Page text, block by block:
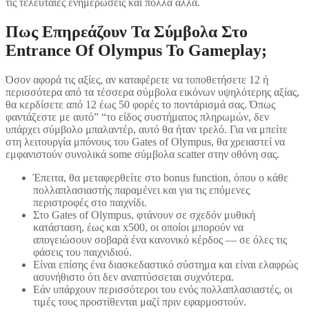
Πως Επηρεάζουν Τα Σύμβολα Στο
Entrance Of Olympus Το Gameplay;
Όσον αφορά τις αξίες, αν καταφέρετε να τοποθετήσετε 12 ή
περισσότερα από τα τέσσερα σύμβολα εικόνων υψηλότερης αξίας,
θα κερδίσετε από 12 έως 50 φορές το ποντάρισμά σας. Όπως
φαντάζεστε με αυτό” “το είδος συστήματος πληρωμών, δεν
υπάρχει σύμβολο μπαλαντέρ, αυτό θα ήταν τρελό. Για να μπείτε
στη λειτουργία μπόνους του Gates of Olympus, θα χρειαστεί να
εμφανιστούν συνολικά some σύμβολα scatter στην οθόνη σας.
Έπειτα, θα μεταφερθείτε στο bonus function, όπου ο κάθε
πολλαπλασιαστής παραμένει και για τις επόμενες
περιστροφές στο παιχνίδι.
Στο Gates of Olympus, φτάνουν σε σχεδόν μυθική
κατάσταση, έως και x500, οι οποίοι μπορούν να
απογειώσουν σοβαρά ένα κανονικό κέρδος — σε όλες τις
φάσεις του παιχνιδιού.
Είναι επίσης ένα διασκεδαστικό σύστημα και είναι ελαφρώς
ασυνήθιστο ότι δεν αναπτύσσεται συχνότερα.
Εάν υπάρχουν περισσότεροι του ενός πολλαπλασιαστές, οι
τιμές τους προστίθενται μαζί πριν εφαρμοστούν.